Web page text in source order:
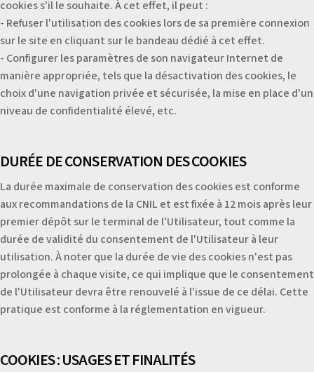
cookies s'il le souhaite. À cet effet, il peut :
- Refuser l'utilisation des cookies lors de sa première connexion
sur le site en cliquant sur le bandeau dédié à cet effet.
- Configurer les paramètres de son navigateur Internet de
manière appropriée, tels que la désactivation des cookies, le
choix d'une navigation privée et sécurisée, la mise en place d'un
niveau de confidentialité élevé, etc.
DURÉE DE CONSERVATION DES COOKIES
La durée maximale de conservation des cookies est conforme
aux recommandations de la CNIL et est fixée à 12 mois après leur
premier dépôt sur le terminal de l'Utilisateur, tout comme la
durée de validité du consentement de l'Utilisateur à leur
utilisation. À noter que la durée de vie des cookies n'est pas
prolongée à chaque visite, ce qui implique que le consentement
de l'Utilisateur devra être renouvelé à l'issue de ce délai. Cette
pratique est conforme à la réglementation en vigueur.
COOKIES : USAGES ET FINALITÉS